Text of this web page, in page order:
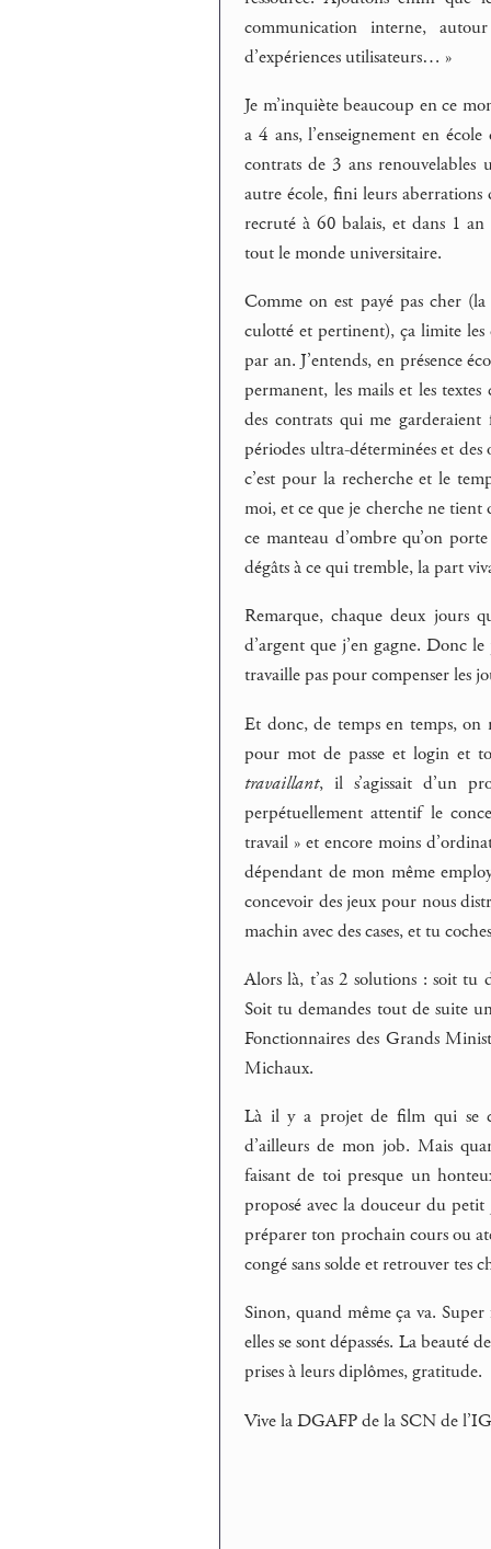
communication interne,
d’expériences utilisateurs… »
Je m’inquiète beaucoup en ce
a 4 ans, l’enseignement en
contrats de 3 ans
autre école, fini leurs aberrations
recruté à 60 balais, et dans 1
tout le monde universitaire.
Comme on est payé pas cher
culotté et pertinent), ça limite les
par an. J’entends, en présence
permanent, les mails et les
des contrats qui me garderaient
périodes ultra-déterminées et des
c’est pour la recherche et le
moi, et ce que je cherche ne tient
ce manteau d’ombre qu’on
dégâts à ce qui tremble, la part
Remarque, chaque deux jours
d’argent que j’en gagne. Donc
travaille pas pour compenser les
Et donc, de temps en temps, on
pour mot de passe et login et
travaillant, il s’agissait d’un
perpétuellement attentif le
travail » et encore moins
dépendant de mon même
concevoir des jeux pour nous
machin avec des cases, et tu
Alors là, t’as 2 solutions : soit tu
Soit tu demandes tout de suite
Fonctionnaires des Grands
Michaux.
Là il y a projet de film qui se
d’ailleurs de mon job. Mais
faisant de toi presque un
proposé avec la douceur du
préparer ton prochain cours ou
congé sans solde et retrouver tes
Sinon, quand même ça va.
elles se sont dépassés. La beauté
prises à leurs diplômes, gratitude.
Vive la DGAFP de la SCN de